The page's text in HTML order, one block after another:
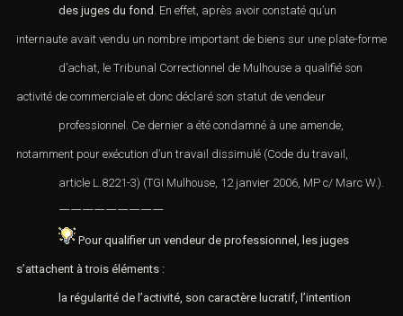
des juges du fond . En effet, après avoir constaté qu’un
internaute avait vendu un nombre important de biens sur une plate-forme
d’achat, leTribunal Correctionnel de Mulhouse a qualifié son
activité de commerciale et donc déclaré son statut de vendeur
professionnel. Ce dernier a été condamné à une amende,
notamment pour exécution d’un travail dissimulé (Code du travail,
article L.8221-3) (TGI Mulhouse, 12 janvier 2006, MP c/ Marc W.).
—————————
Pour qualifier un vendeur de professionnel, les juges
s’attachent à trois éléments :
la régularité de l’activité, son caractère lucratif, l’intention